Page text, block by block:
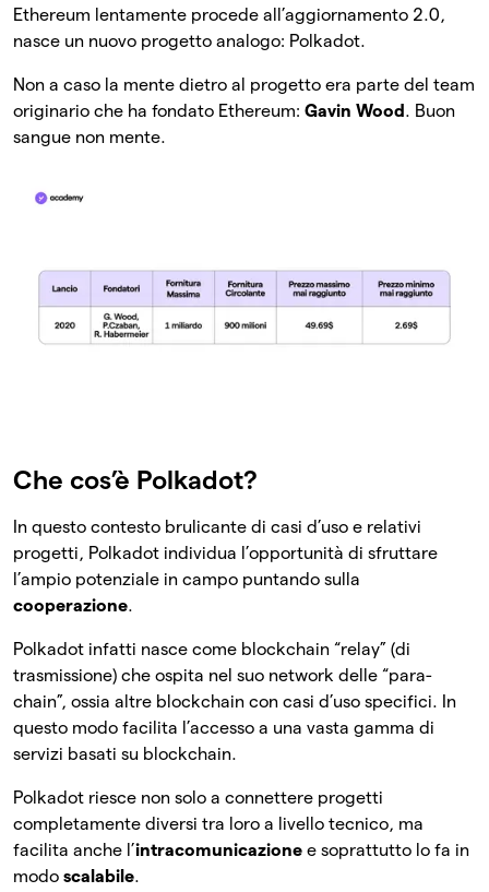
Ethereum lentamente procede all’aggiornamento 2.0,
nasce un nuovo progetto analogo: Polkadot.
Non a caso la mente dietro al progetto era parte del team
originario che ha fondato Ethereum: Gavin Wood . Buon
sangue non mente.
Che cos’è Polkadot?
In questo contesto brulicante di casi d’uso e relativi
progetti, Polkadot individua l’opportunità di sfruttare
l’ampio potenziale in campo puntando sulla
cooperazione.
Polkadot infatti nasce come blockchain “relay” (di
trasmissione) che ospita nel suo network delle “para-
chain”, ossia altre blockchain con casi d’uso specifici. In
questo modo facilita l’accesso a una vasta gamma di
servizi basati su blockchain.
Polkadot riesce non solo a connettere progetti
completamente diversi tra loro a livello tecnico, ma
facilita anche l’intracomunicazione e soprattutto lo fa in
modo scalabile.